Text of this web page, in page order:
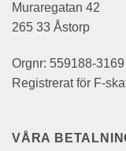
Muraregatan 42
265 33 Åstorp
Orgnr: 559188-3169
Registrerat för F-
VÅRA